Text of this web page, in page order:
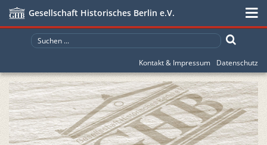
Gesellschaft Historisches Berlin e.V.
Kontakt & Impressum Datenschutz